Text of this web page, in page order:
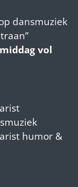
dansmuziek
traan”
vol
humor &